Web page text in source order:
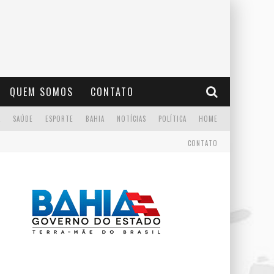
QUEM SOMOS CONTATO
HOME
POLÍTICA
NOTÍCIAS
BAHIA
ESPORTE
SAÚDE
CONTATO